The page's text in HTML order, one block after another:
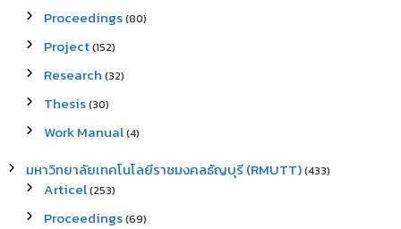
Proceedings(80)
Project(152)
Research (32)
Thesis(30)
Work Manual(4)
มหาวิทยาลัยเทคโนโลยีราชมงคลธัญบุรี (RMUTT)(433)
Articel(253)
Proceedings(69)